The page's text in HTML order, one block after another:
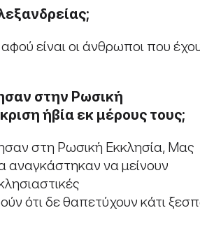
είναι οι άνθρωποι που
στην Ρωσική
ήβία εκ μέρους τους;
στη Ρωσική Εκκλησία, Μας
αναγκάστηκαν να μείνουν
ότι δε θαπετύχουν κάτι